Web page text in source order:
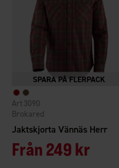
Jaktskjorta Vännäs Herr
Brokared
3090
Från249 kr